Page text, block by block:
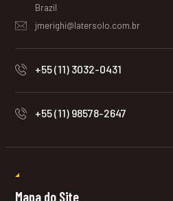
Brazil
jmerighi@latersolo.com.br
+55 (11) 3032-0431
+55 (11) 98578-2647
Mapa do Site